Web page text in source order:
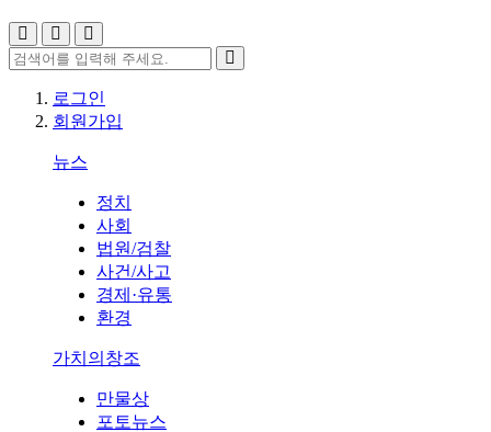
로그인
회원가입
뉴스
정치
사회
법원/검찰
사건/사고
경제·유통
환경
가치의창조
만물상
포토뉴스